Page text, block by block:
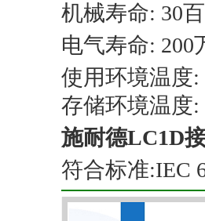
机械寿命: 30
电气寿命: 200
使用环境温度:
存储环境温度:
施耐德LC1D
符合标准:IEC